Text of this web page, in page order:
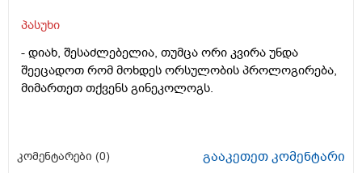
პასუხი
- დიახ, შესაძლებელია, თუმცა ორი კვირა უნდა
შეეცადოთ რომ მოხდეს ორსულობის პროლოგირება,
მიმართეთ თქვენს გინეკოლოგს.
კომენტარები (0) გააკეთეთ კომენტარი